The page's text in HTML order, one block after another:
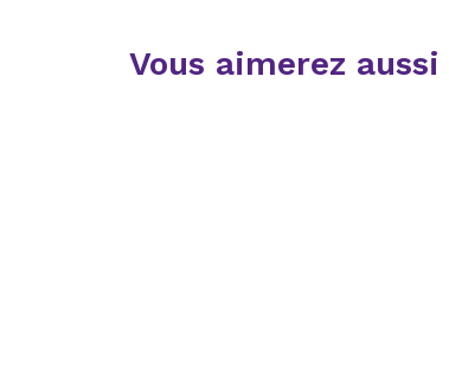
Vous aimerez aussi